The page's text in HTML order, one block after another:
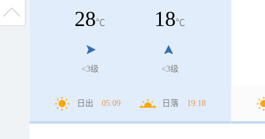
28℃
<3级
18℃
<3级
日出 05:09 日落 19:18